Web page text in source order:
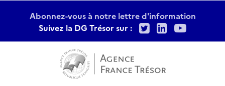
Abonnez-vous à notre lettre d'information
Suivez la DG Trésor sur :
TwitterLinkedIn